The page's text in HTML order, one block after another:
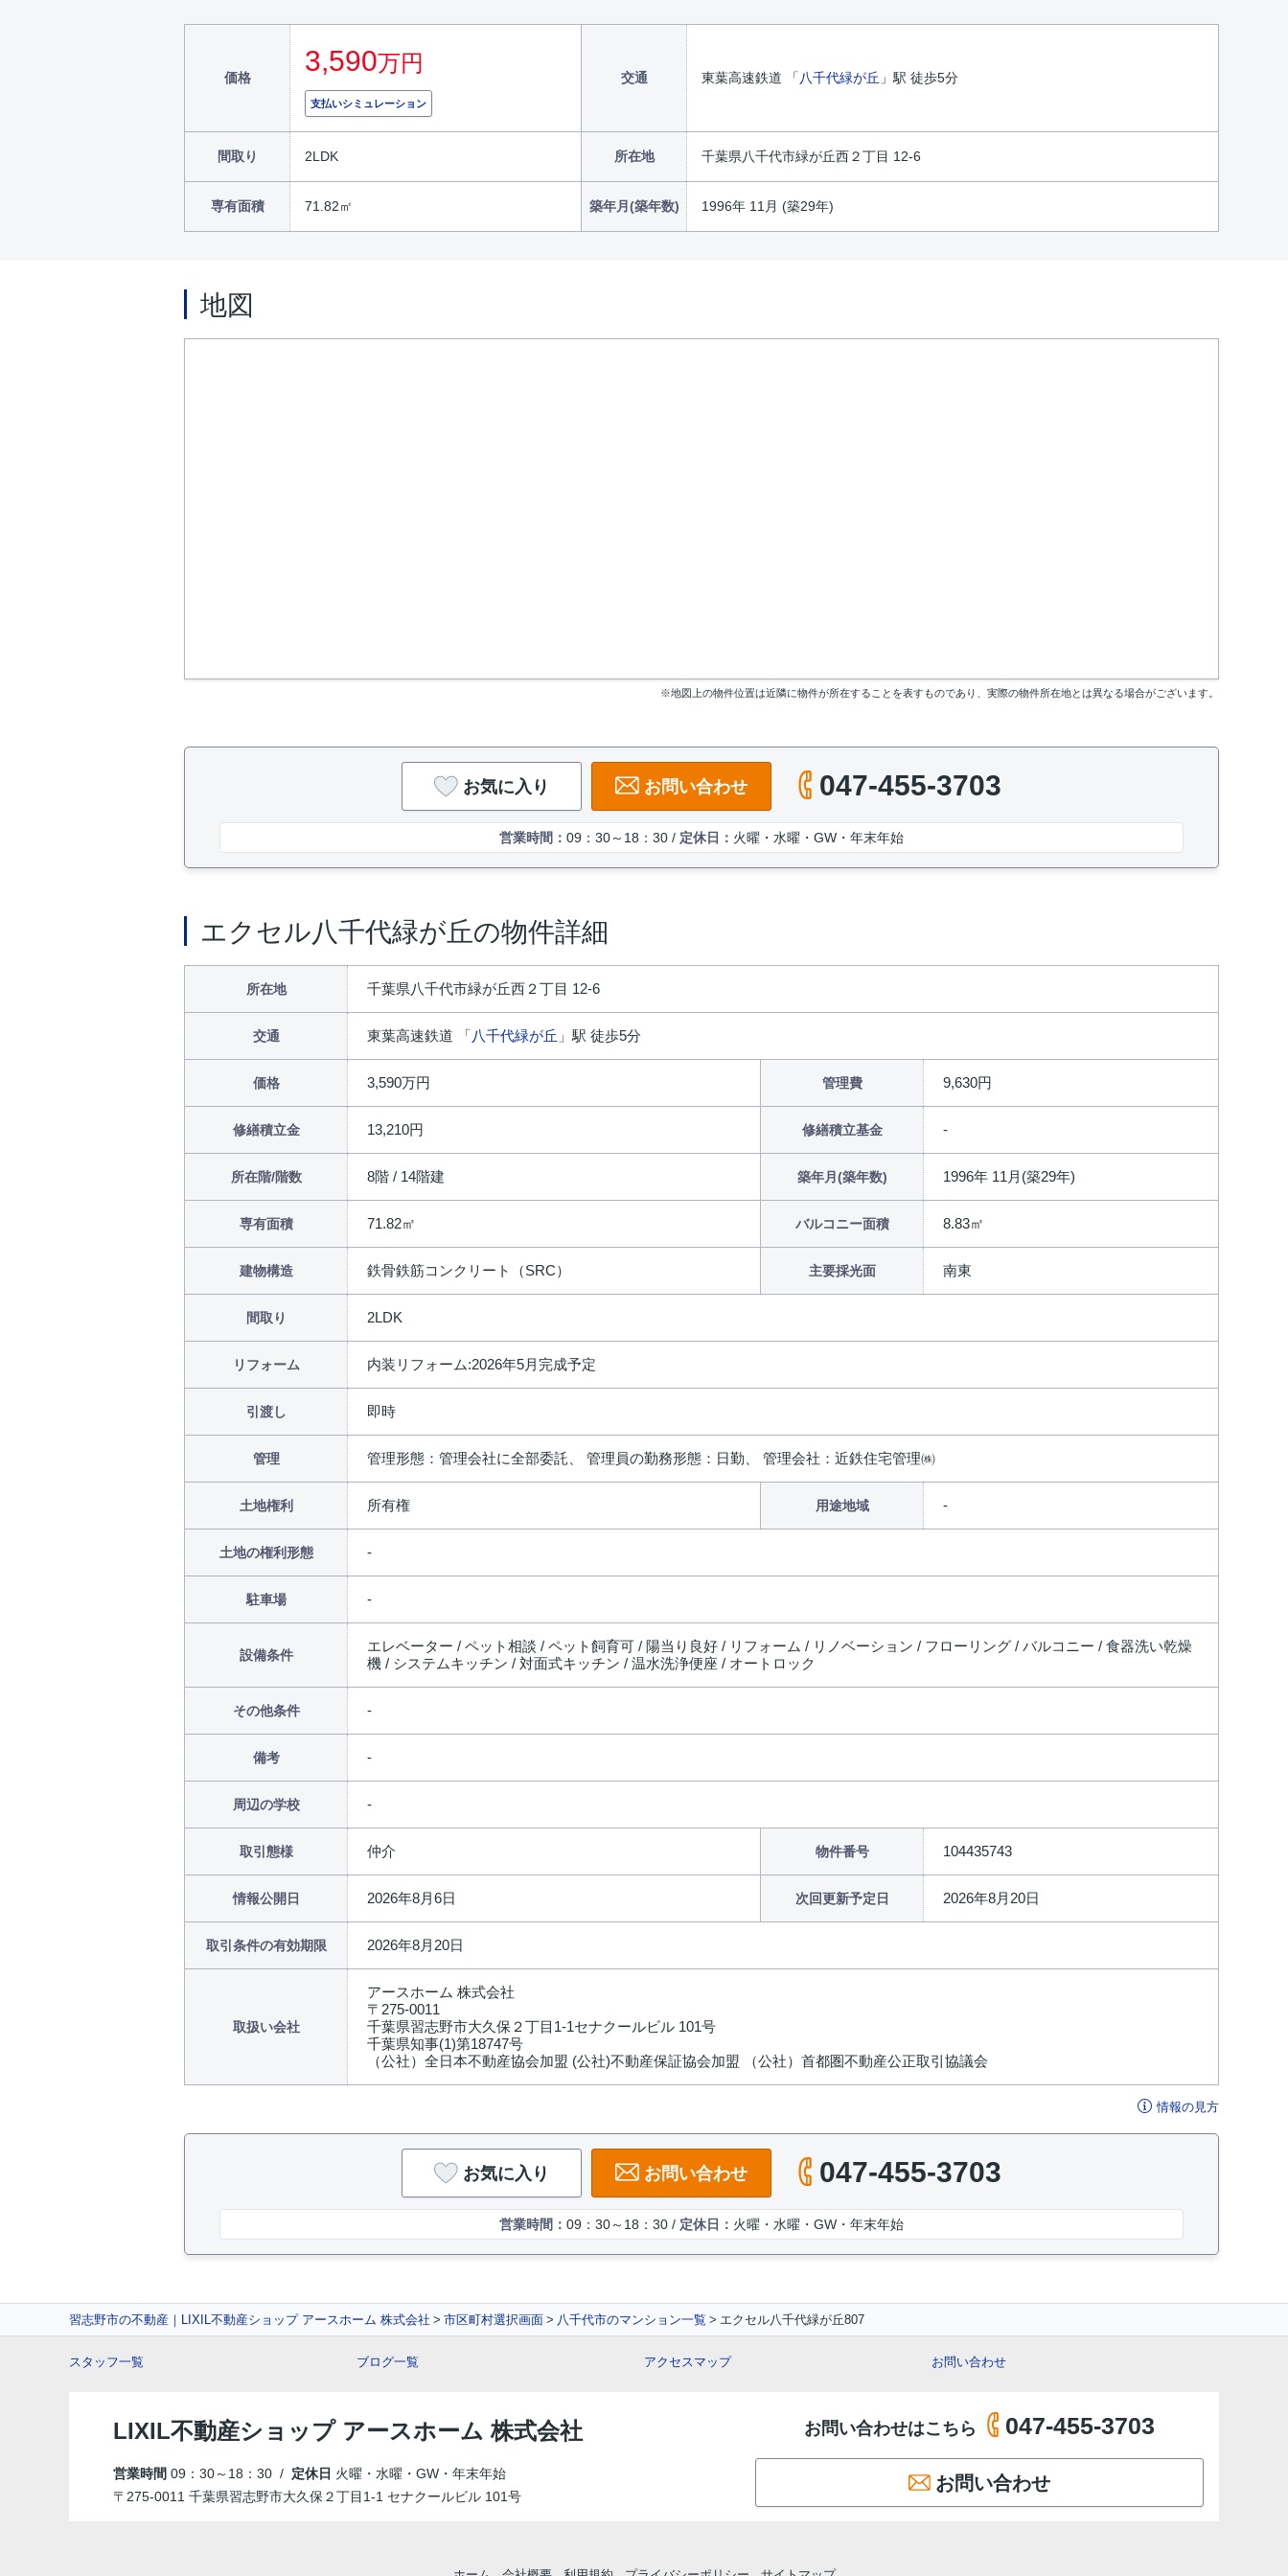
価格
3,590万円
支払いシミュレーション
交通 東葉高速鉄道 「 八千代緑が丘 」駅 徒歩5分
間取り 2LDK 所在地 千葉県八千代市緑が丘西２丁目 12-6
専有面積 71.82㎡ 築年月(築年数) 1996年 11月 (築29年)
地図
※地図上の物件位置は近隣に物件が所在することを表すものであり、実際の物件所在地とは異なる場合がございます。
お気に入り お問い合わせ 047-455-3703
営業時間： 09：30～18：30 / 定休日： 火曜・水曜・GW・年末年始
エクセル八千代緑が丘の物件詳細
所在地 千葉県八千代市緑が丘西２丁目 12-6
交通 東葉高速鉄道 「八千代緑が丘 」駅 徒歩5分
価格 3,590万円 管理費 9,630円
修繕積立金 13,210円 修繕積立基金
所在階/階数 8階 / 14階建 築年月(築年数) 1996年 11月(築29年)
専有面積 71.82㎡ バルコニー面積 8.83㎡
建物構造 鉄骨鉄筋コンクリート（SRC） 主要採光面 南東
間取り 2LDK
リフォーム 内装リフォーム:2026年5月完成予定
引渡し 即時
管理 管理形態：管理会社に全部委託、 管理員の勤務形態：日勤、 管理会社：近鉄住宅管理㈱
土地権利 所有権 用途地域
土地の権利形態
駐車場
設備条件
エレベーター / ペット相談 / ペット飼育可 / 陽当り良好 / リフォーム / リノベーション / フローリング / バルコニー / 食器洗い乾燥
機 / システムキッチン / 対面式キッチン / 温水洗浄便座 / オートロック
その他条件
備考
周辺の学校
取引態様 仲介 物件番号 104435743
情報公開日 2026年8月6日 次回更新予定日 2026年8月20日
取引条件の有効期限 2026年8月20日
取扱い会社
アースホーム 株式会社
〒275-0011
千葉県習志野市大久保２丁目1-1セナクールビル 101号
千葉県知事(1)第18747号
（公社）全日本不動産協会加盟 (公社)不動産保証協会加盟 （公社）首都圏不動産公正取引協議会
情報の見方
お気に入り お問い合わせ 047-455-3703
営業時間： 09：30～18：30 / 定休日： 火曜・水曜・GW・年末年始
習志野市の不動産｜LIXIL不動産ショップ アースホーム 株式会社 市区町村選択画面 八千代市のマンション一覧 エクセル八千代緑が丘807
スタッフ一覧 ブログ一覧 アクセスマップ お問い合わせ
LIXIL不動産ショップ アースホーム 株式会社
営業時間 09：30～18：30 / 定休日 火曜・水曜・GW・年末年始
〒275-0011 千葉県習志野市大久保２丁目1-1 セナクールビル 101号
お問い合わせはこちら 047-455-3703
お問い合わせ